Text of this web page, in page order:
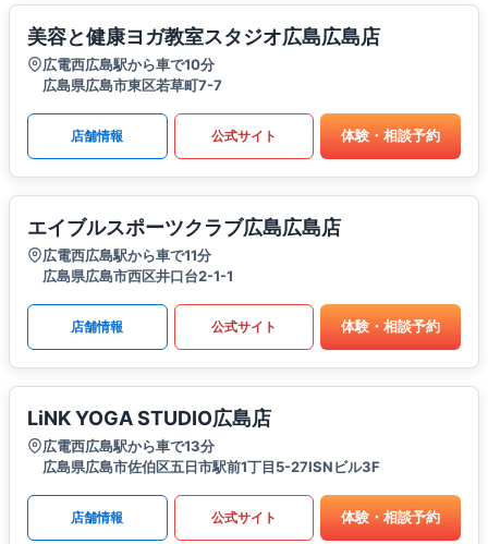
美容と健康ヨガ教室スタジオ広島広島店
広電西広島駅から車で10分
広島県広島市東区若草町7-7
店舗情報 公式サイト 体験・相談予約
エイブルスポーツクラブ広島広島店
広電西広島駅から車で11分
広島県広島市西区井口台2-1-1
店舗情報 公式サイト 体験・相談予約
LiNK YOGA STUDIO広島店
広電西広島駅から車で13分
広島県広島市佐伯区五日市駅前1丁目5-27ISNビル3F
店舗情報 公式サイト 体験・相談予約